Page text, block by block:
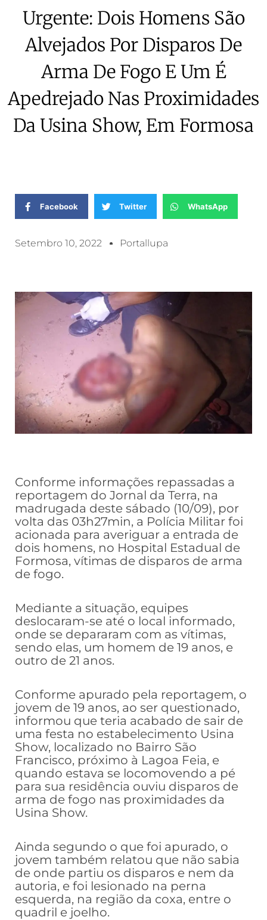
Urgente: Dois Homens São
Alvejados Por Disparos De
Arma De Fogo E Um É
Apedrejado Nas Proximidades
Da Usina Show, Em Formosa
Facebook Twitter WhatsApp
Setembro 10, 2022 Portallupa
Conforme informações repassadas a
reportagem do Jornal da Terra, na
madrugada deste sábado (10/09), por
volta das 03h27min, a Polícia Militar foi
acionada para averiguar a entrada de
dois homens, no Hospital Estadual de
Formosa, vítimas de disparos de arma
de fogo.
Mediante a situação, equipes
deslocaram-se até o local informado,
onde se depararam com as vítimas,
sendo elas, um homem de 19 anos, e
outro de 21 anos.
Conforme apurado pela reportagem, o
jovem de 19 anos, ao ser questionado,
informou que teria acabado de sair de
uma festa no estabelecimento Usina
Show, localizado no Bairro São
Francisco, próximo à Lagoa Feia, e
quando estava se locomovendo a pé
para sua residência ouviu disparos de
arma de fogo nas proximidades da
Usina Show.
Ainda segundo o que foi apurado, o
jovem também relatou que não sabia
de onde partiu os disparos e nem da
autoria, e foi lesionado na perna
esquerda, na região da coxa, entre o
quadril e joelho.